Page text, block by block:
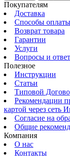
Покупателям
Доставка
Способы оплаты
Возврат товара
Гарантии
Услуги
Вопросы и
Полезное
Инструкции
Статьи
Типовой
Рекомендации
картой через сеть
Согласие на
Общие
Компания
О нас
Контакты